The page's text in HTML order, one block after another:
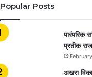
Popular Posts
​​​​​​​पारंपरिक
प्रतीक
अखरा